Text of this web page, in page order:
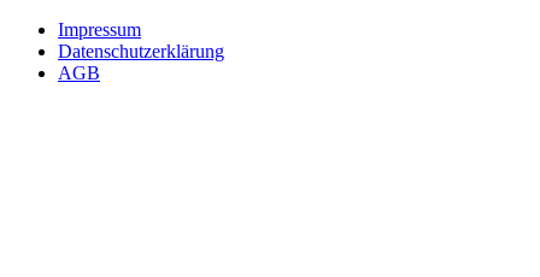
Impressum
Datenschutzerklärung
AGB